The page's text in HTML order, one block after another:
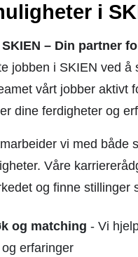
i
– Din partner
jobben i SKIEN ved
vårt jobber aktivt
dine ferdigheter og
vi med både
Våre
og finne stillinger
og matching - Vi
erfaringer